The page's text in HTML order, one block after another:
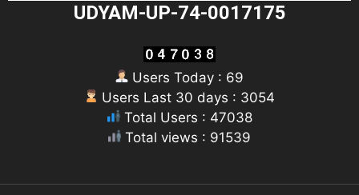
UDYAM-UP-74-0017175
Users Today : 69
Users Last 30 days : 3054
Total Users : 47038
Total views : 91539